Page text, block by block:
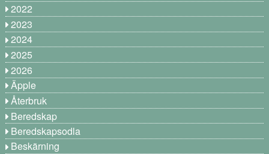
2022
2023
2024
2025
2026
Äpple
Återbruk
Beredskap
Beredskapsodla
Beskärning